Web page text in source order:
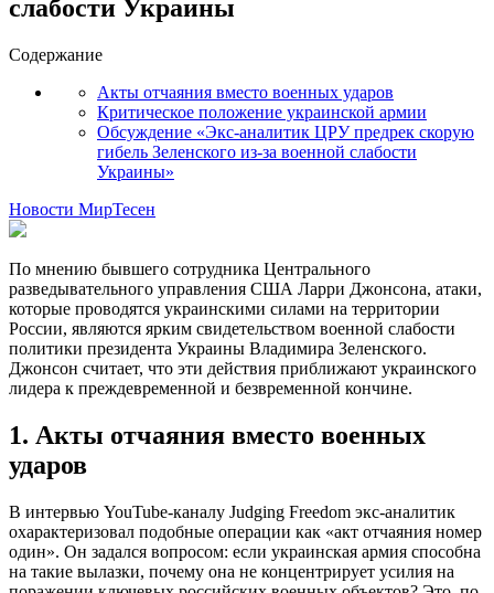
слабости Украины
Содержание
Акты отчаяния вместо военных ударов
Критическое положение украинской армии
Обсуждение «Экс-аналитик ЦРУ предрек скорую
гибель Зеленского из-за военной слабости
Украины»
Новости МирТесен
По мнению бывшего сотрудника Центрального
разведывательного управления США Ларри Джонсона, атаки,
которые проводятся украинскими силами на территории
России, являются ярким свидетельством военной слабости
политики президента Украины Владимира Зеленского.
Джонсон считает, что эти действия приближают украинского
лидера к преждевременной и безвременной кончине.
1. Акты отчаяния вместо военных
ударов
В интервью YouTube-каналу Judging Freedom экс-аналитик
охарактеризовал подобные операции как «акт отчаяния номер
один». Он задался вопросом: если украинская армия способна
на такие вылазки, почему она не концентрирует усилия на